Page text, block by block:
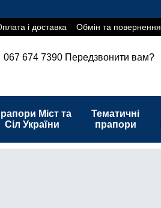
і доставка Обмін та повернення
067 674 7390 Передзвонити вам?
Міст та
Сіл України
Тематичні
прапори